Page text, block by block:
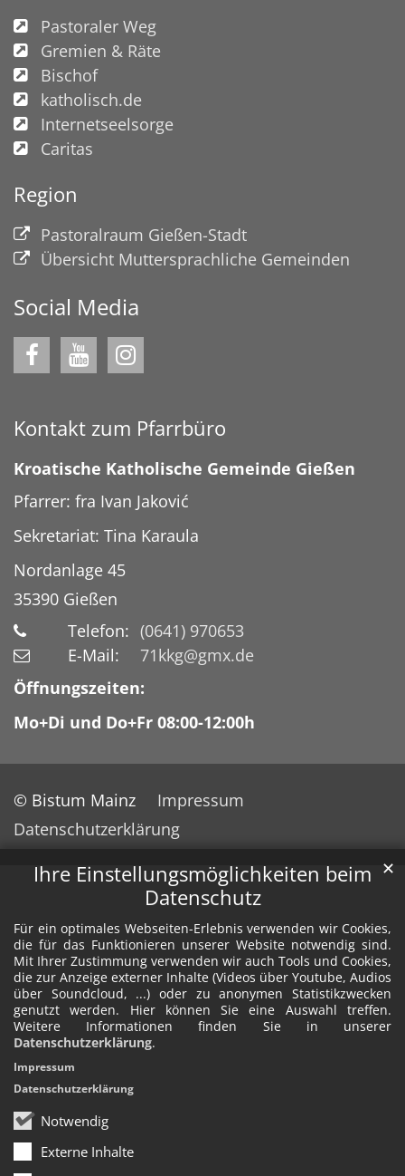
Ihre Einstellungsmöglichkeiten beim
Datenschutz
Für ein optimales Webseiten-Erlebnis verwenden wir Cookies,
die für das Funktionieren unserer Website notwendig sind.
Mit Ihrer Zustimmung verwenden wir auch Tools und Cookies,
die zur Anzeige externer Inhalte (Videos über Youtube, Audios
über Soundcloud, ...) oder zu anonymen Statistikzwecken
genutzt werden. Hier können Sie eine Auswahl treffen.
Weitere Informationen finden Sie in unserer
Datenschutzerklärung.
Notwendig
Externe Inhalte
✕
Impressum
Datenschutzerklärung
Pastoraler Weg
Gremien & Räte
Bischof
katholisch.de
Internetseelsorge
Caritas
Region
Pastoralraum Gießen-Stadt
Übersicht Muttersprachliche Gemeinden
Social Media
Kontakt zum Pfarrbüro
Kroatische Katholische Gemeinde Gießen
Pfarrer: fra Ivan Jaković
Sekretariat: Tina Karaula
Nordanlage 45
35390 Gießen
Telefon: (0641) 970653
E-Mail:
71kkg@gmx.de
Öffnungszeiten:
Mo+Di und Do+Fr 08:00-12:00h
© Bistum Mainz
Impressum
Datenschutzerklärung